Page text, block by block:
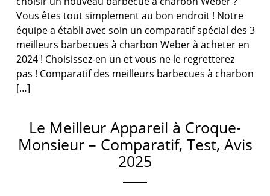
Vous êtes tout simplement au bon endroit ! Notre
équipe a établi avec soin un comparatif spécial des 3
meilleurs barbecues à charbon Weber à acheter en
2024 ! Choisissez-en un et vous ne le regretterez
pas ! Comparatif des meilleurs barbecues à charbon
[…]
Le Meilleur Appareil à Croque-
Monsieur – Comparatif, Test, Avis
2025